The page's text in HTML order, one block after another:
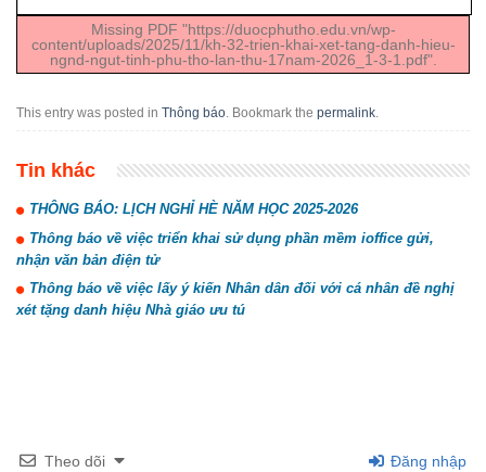
Missing PDF "https://duocphutho.edu.vn/wp-
content/uploads/2025/11/kh-32-trien-khai-xet-tang-danh-hieu-
ngnd-ngut-tinh-phu-tho-lan-thu-17nam-2026_1-3-1.pdf".
This entry was posted in Thông báo . Bookmark the permalink
Tin khác
THÔNG BÁO: LỊCH NGHỈ HÈ NĂM HỌC 2025-2026
Thông báo về việc triển khai sử dụng phần mềm ioffice gửi,
nhận văn bản điện tử
Thông báo về việc lấy ý kiến Nhân dân đối với cá nhân đề nghị
xét tặng danh hiệu Nhà giáo ưu tú
Theo dõi Đăng nhập